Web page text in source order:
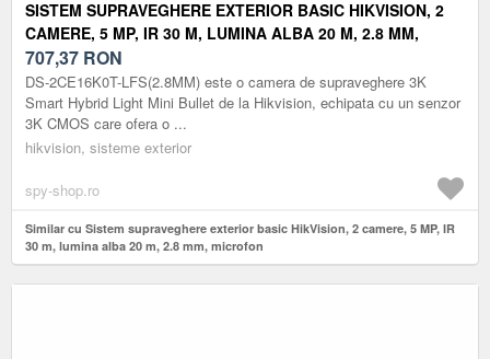
SISTEM SUPRAVEGHERE EXTERIOR BASIC HIKVISION, 2
CAMERE, 5 MP, IR 30 M, LUMINA ALBA 20 M, 2.8 MM,
MICROFON
707,37 RON
DS-2CE16K0T-LFS(2.8MM) este o camera de supraveghere 3K
Smart Hybrid Light Mini Bullet de la Hikvision, echipata cu un senzor
3K CMOS care ofera o ...
hikvision, sisteme exterior
spy-shop.ro
Similar cu Sistem supraveghere exterior basic HikVision, 2 camere, 5 MP, IR
30 m, lumina alba 20 m, 2.8 mm, microfon